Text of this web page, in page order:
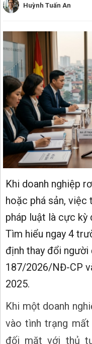
Huỳnh Tuấn An
Khi doanh nghiệp
hoặc phá sản,
pháp luật là cực kỳ
Tìm hiểu ngay 4
định thay đổi
187/2026/NĐ-CP
2025.
Khi một doanh
vào tình trạng mất
đối mặt với thủ